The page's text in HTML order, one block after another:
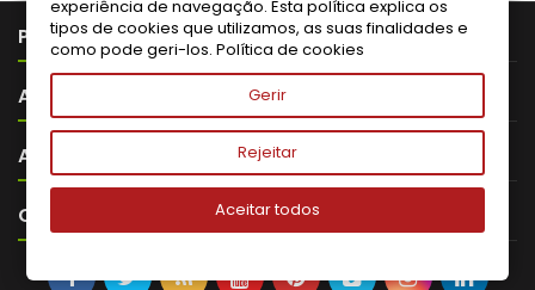
PRODUTOS
A VITALITA
A SUA CONTA
CONTATO
experiência de navegação. Esta política explica os
tipos de cookies que utilizamos, as suas finalidades e
como pode geri-los.Política de cookies
Gerir
Rejeitar
Aceitar todos